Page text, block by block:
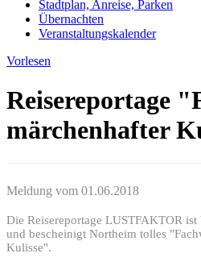
Stadtplan, Anreise, Parken
Übernachten
Veranstaltungskalender
Vorlesen
Reisereportage
märchenhafter
Meldung vom 01.06.2018
Die Reisereportage LUSTFAKTOR
und bescheinigt Northeim tolles
Kulisse".